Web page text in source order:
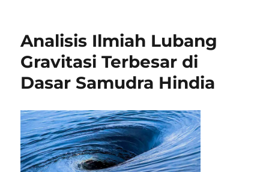
Analisis Ilmiah Lubang
Gravitasi Terbesar di
Dasar Samudra Hindia